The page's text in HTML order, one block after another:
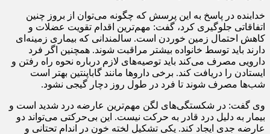
خدابنده در پاسخ به این پرسش که چگونه می‌توان از بروز چنین
اتفاقاتی جلوگیری کرد، گفت: مهم‌ترین اقدام تقویت عضلات و
کاهش احتمال زمین خوردن است. سالمندانی که بیماری زمینه‌ای
دارند باید توسط خانواده بیشتر مراقبت شوند. همچنین اگر فرد
دارویی مصرف می‌کند باید توصیه‌های لازم درباره نحوه راه رفتن و
ایستادن را دریافت کند. برخی داروها مانند گاباپنتین بهتر است
شب‌ها مصرف شوند تا فرد در طول روز دچار گیجی نشود.
وی گفت: در شکستگی‌های لگن مهم‌ترین عارضه درد شدید است و
بیمار به دلیل درد قادر به حرکت نیست. این بی‌حرکتی می‌تواند دو
عارضه جدی ایجاد کند. یکی تشکیل لخته خون در اندام تحتانی و